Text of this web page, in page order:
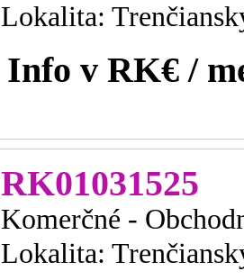
Lokalita:
Info v RK€ /
RK01031525
Komerčné -
Lokalita: